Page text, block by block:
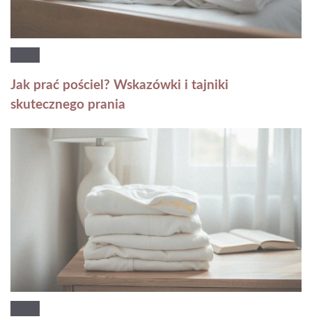
Jak prać pościel? Wskazówki i tajniki
skutecznego prania